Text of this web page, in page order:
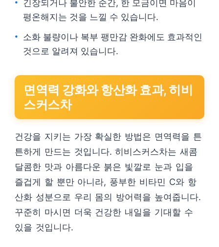
긴장되거나 불안한 순간, 한 모금이면 마음이
평온해지는 것을 느낄 수 있습니다.
소화 불량이나 복부 팽만감 완화에도 효과적인
것으로 알려져 있습니다.
면역력 강화와 항산화 효과, 히비
스커스차
건강을 지키는 가장 확실한 방법은 면역력을 튼
튼하게 만드는 것입니다. 히비스커스차는 새콤
달콤한 맛과 아름다운 붉은 빛깔로 눈과 입을
즐겁게 할 뿐만 아니라, 풍부한 비타민 C와 항
산화 성분으로 우리 몸의 방어력을 높여줍니다.
꾸준히 마시면 더욱 건강한 내일을 기대할 수
있을 것입니다.